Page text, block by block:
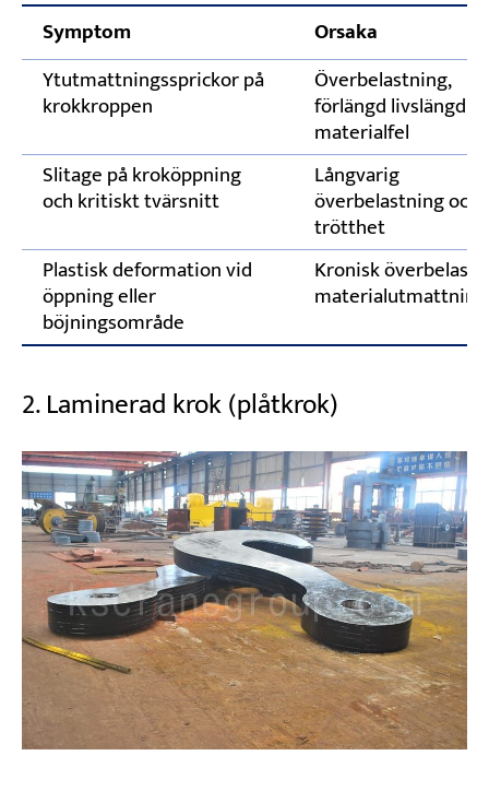
Symptom
Orsaka
Ytutmattningssprickor på
krokkroppen
Överbelastning,
förlängd livslängd
materialfel
Slitage på kroköppning
och kritiskt tvärsnitt
Långvarig
överbelastning och
trötthet
Plastisk deformation vid
öppning eller
böjningsområde
Kronisk
materialutmattning
2. Laminerad krok (plåtkrok)